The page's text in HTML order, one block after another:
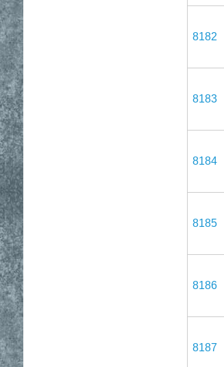
8182
8183
8184
8185
8186
8187